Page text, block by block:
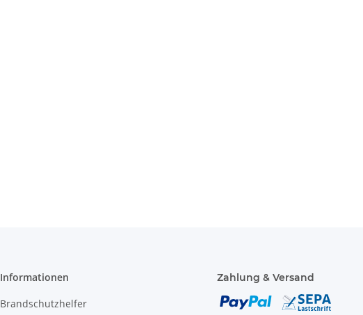
Informationen
Brandschutzhelfer
Zahlung & Versand